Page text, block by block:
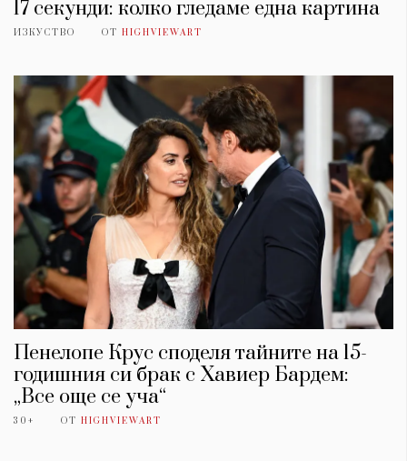
17 секунди: колко гледаме една картина
ИЗКУСТВО ОТ HIGHVIEWART
Пенелопе Крус споделя тайните на 15-
годишния си брак с Хавиер Бардем:
„Все още се уча“
30+ ОТ HIGHVIEWART